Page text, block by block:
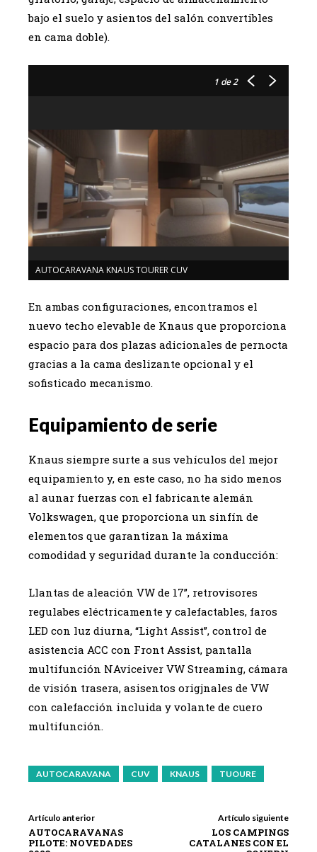
bajo el suelo y asientos del salón convertibles
en cama doble).
1 de 2
AUTOCARAVANA KNAUS TOURER CUV
En ambas configuraciones, encontramos el
nuevo techo elevable de Knaus que proporciona
espacio para dos plazas adicionales de pernocta
gracias a la cama deslizante opcional y el
sofisticado mecanismo.
Equipamiento de serie
Knaus siempre surte a sus vehículos del mejor
equipamiento y, en este caso, no ha sido menos
al aunar fuerzas con el fabricante alemán
Volkswagen, que proporciona un sinfín de
elementos que garantizan la máxima
comodidad y seguridad durante la conducción:
Llantas de aleación VW de 17”, retrovisores
regulabes eléctricamente y calefactables, faros
LED con luz diurna, “Light Assist”, control de
asistencia ACC con Front Assist, pantalla
multifunción NAviceiver VW Streaming, cámara
de visión trasera, asisentos origjnales de VW
con calefacción incluida y volante de cuero
multifunción.
AUTOCARAVANA CUV KNAUS TUOURE
Artículo anterior
AUTOCARAVANAS
PILOTE: NOVEDADES
Artículo siguiente
LOS CAMPINGS
CATALANES CON EL